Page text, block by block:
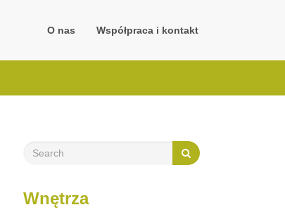
O nas Współpraca i kontakt
Wnętrza